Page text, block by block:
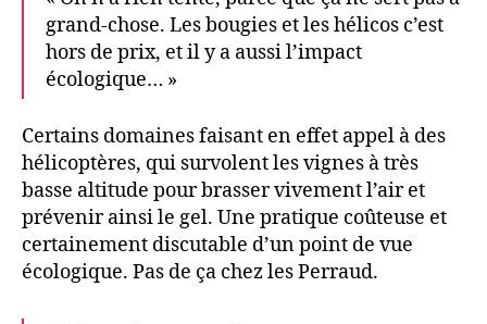
grand-chose. Les bougies et les hélicos c’est
hors de prix, et il y a aussi l’impact
écologique… »
Certains domaines faisant en effet appel à des
hélicoptères, qui survolent les vignes à très
basse altitude pour brasser vivement l’air et
prévenir ainsi le gel. Une pratique coûteuse et
certainement discutable d’un point de vue
écologique. Pas de ça chez les Perraud.